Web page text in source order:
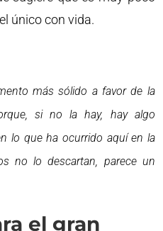
único con vida.
más sólido a favor de la
si no la hay, hay algo
lo que ha ocurrido aquí en la
no lo descartan, parece un
el gran